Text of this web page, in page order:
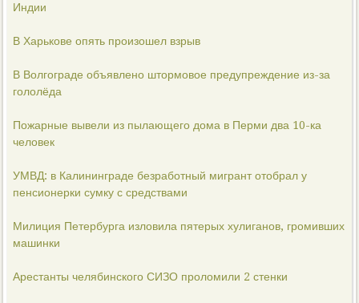
Индии
В Харькове опять произошел взрыв
В Волгограде объявлено штормовое предупреждение из-за
гололёда
Пожарные вывели из пылающего дома в Перми два 10-ка
человек
УМВД: в Калининграде безработный мигрант отобрал у
пенсионерки сумку с средствами
Милиция Петербурга изловила пятерых хулиганов, громивших
машинки
Арестанты челябинского СИЗО проломили 2 стенки